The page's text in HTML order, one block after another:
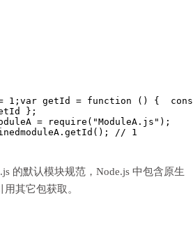
1;var getId = function () {
};
= require("ModuleA.js");
moduleA.getId(); // 1
的默认模块规范，Node.js 中包含原生
其它包获取。